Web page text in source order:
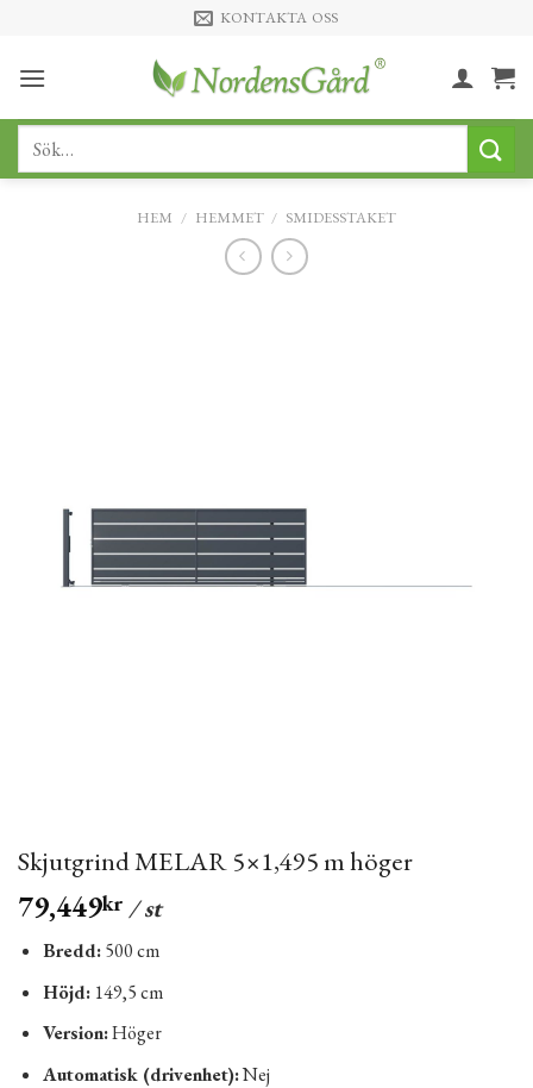
content
KONTAKTA OSS
Sök
HEM / HEMMET / SMIDESSTAKET
Skjutgrind MELAR 5×1,495 m höger
79,449kr / st
Bredd:500 cm
Höjd:149,5 cm
Version:Höger
Automatisk (drivenhet):Nej